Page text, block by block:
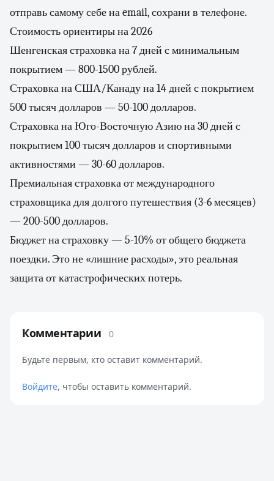
отправь самому себе на email, сохрани в телефоне.
Стоимость ориентиры на 2026
Шенгенская страховка на 7 дней с минимальным
покрытием — 800-1500 рублей.
Страховка на США/Канаду на 14 дней с покрытием
500 тысяч долларов — 50-100 долларов.
Страховка на Юго-Восточную Азию на 30 дней с
покрытием 100 тысяч долларов и спортивными
активностями — 30-60 долларов.
Премиальная страховка от международного
страховщика для долгого путешествия (3-6 месяцев)
— 200-500 долларов.
Бюджет на страховку — 5-10% от общего бюджета
поездки. Это не «лишние расходы», это реальная
защита от катастрофических потерь.
Комментарии 0
Будьте первым, кто оставит комментарий.
Войдите, чтобы оставить комментарий.